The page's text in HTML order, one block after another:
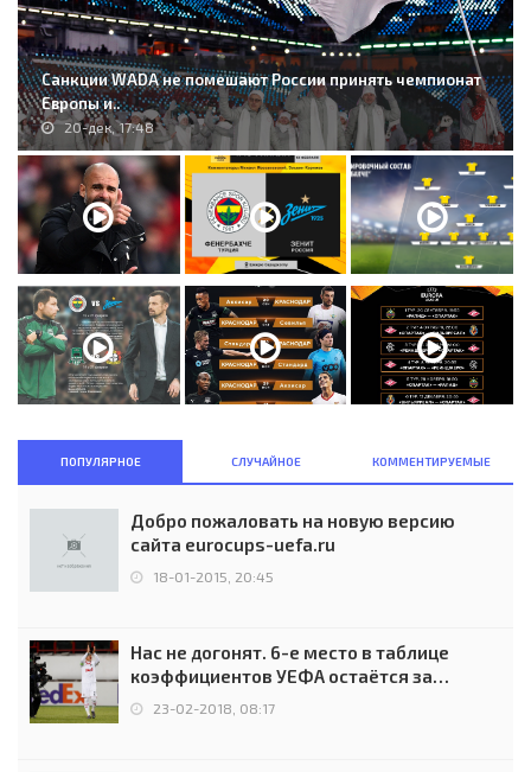
Санкции WADA не помешают России принять чемпионат
Европы и..
20-дек, 17:48
ПОПУЛЯРНОЕ СЛУЧАЙНОЕ КОММЕНТИРУЕМЫЕ
Добро пожаловать на новую версию
сайта eurocups-uefa.ru
18-01-2015, 20:45
Нас не догонят. 6-е место в таблице
коэффициентов УЕФА остаётся за
Россией
23-02-2018, 08:17